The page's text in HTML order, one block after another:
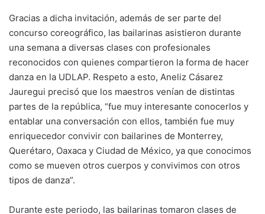
Gracias a dicha invitación, además de ser parte del
concurso coreográfico, las bailarinas asistieron durante
una semana a diversas clases con profesionales
reconocidos con quienes compartieron la forma de hacer
danza en la UDLAP. Respeto a esto, Aneliz Cásarez
Jauregui precisó que los maestros venían de distintas
partes de la república, “fue muy interesante conocerlos y
entablar una conversación con ellos, también fue muy
enriquecedor convivir con bailarines de Monterrey,
Querétaro, Oaxaca y Ciudad de México, ya que conocimos
como se mueven otros cuerpos y convivimos con otros
tipos de danza”.
Durante este periodo, las bailarinas tomaron clases de